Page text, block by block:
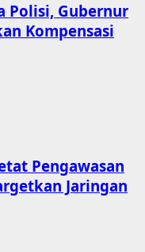
Polisi, Gubernur
Kompensasi
Pengawasan
Jaringan